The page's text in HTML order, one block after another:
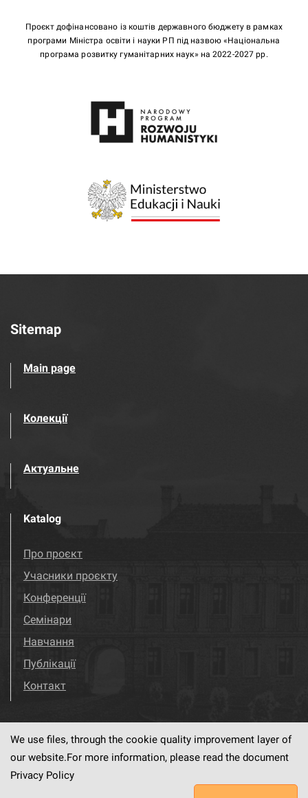
Проєкт дофінансовано із коштів державного бюджету в рамках
програми Міністра освіти і науки РП під назвою «Національна
програма розвитку гуманітарних наук» на 2022-2027 рр.
Sitemap
Main page
Колекції
Актуальне
Katalog
Про проєкт
Учасники проєкту
Конференції
Семінари
Навчання
Публікації
Контакт
Visit us! Facebook
We use files, through the cookie quality improvement layer of
our website.For more information, please read the document
Privacy Policy